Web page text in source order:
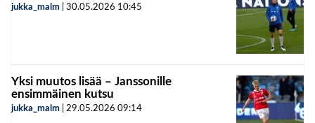
jukka_malm 30.05.2026 10:45
Yksi muutos lisää – Janssonille
ensimmäinen kutsu
jukka_malm 29.05.2026 09:14